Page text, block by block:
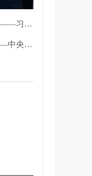
以坚定的理想信念筑牢精神根基——习近平党建思想理论品格系列述评之一
坚定不移与黑恶势力斗争到底——中央政法委负责同志就开展深化扫黑除恶专项斗争有关问题答记者问